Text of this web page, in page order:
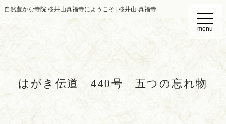
自然豊かな寺院 桜井山真福寺にようこそ | 桜井山 真福寺
t
o
g
menu
はがき伝道 440号 五つの忘れ物